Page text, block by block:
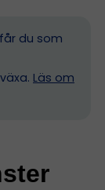
du som
Läs om